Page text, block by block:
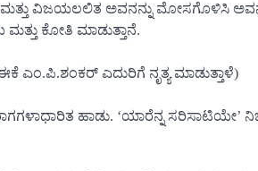
ಮತ್ತು ವಿಜಯಲಲಿತ ಅವನನ್ನು ಮೋಸಗೊಳಿಸಿ
ಕೋತಿ ಮಾಡುತ್ತಾನೆ.
ಎಂ.ಪಿ.ಶಂಕರ್ ಎದುರಿಗೆ ನೃತ್ಯ ಮಾಡುತ್ತಾಳೆ)
ಹಾಡು. ‘ಯಾರೆನ್ನ ಸರಿಸಾಟಿಯೇ’